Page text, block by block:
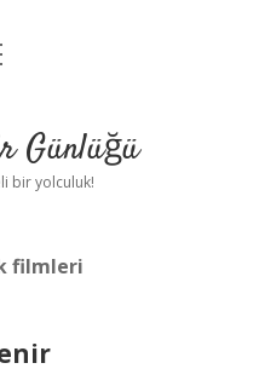
Günlüğü
bir yolculuk!
filmleri